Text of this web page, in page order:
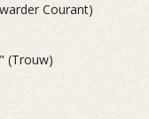
Courant)
(Trouw)